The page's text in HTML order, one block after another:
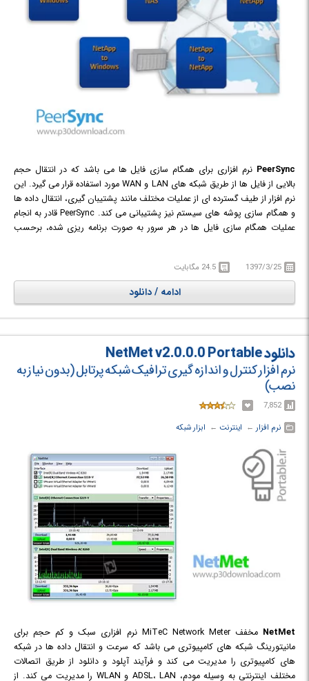
PeerSync نرم افزاری برای همگام سازی فایل ها می باشد که در انتقال حجم
بالایی از فایل ها از طریق شبکه های LAN و WAN مورد استفاده قرار می گیرد. این
نرم افزار از طیف گسترده ای از عملیات مختلف مانند پشتیبان گیری، انتقال داده ها
و همگام سازی پوشه های سیستم نیز پشتیبانی می کند. PeerSync قادر به انجام
عملیات همگام سازی فایل ها در هر سرور به صورت برنامه ریزی شده، برحسب
می کند. ادغام و پشتیبانی از اغلب پلت فرم های ذخیره سازی، این نرم افزار را
تبدیل به راه حلی ایده آل برای سازمان هایی نموده است که در آن ها سیستم
های ذخیره سازی مختلف نیاز به تطبیق، همکاری و اشتراک گذاری اطلاعات با
یکدیگر دارند.
1397/3/25 24.5 مگابایت
ادامه / دانلود
دانلود NetMet v2.0.0.0 Portable
نرم افزار کنترل و اندازه گیری ترافیک شبکه پرتابل (بدون نیاز به
نصب)
7,852
نرم افزار ← ‏ اینترنت ← ‏ ابزار شبکه
NetMet
مخفف MiTeC Network Meter نرم افزاری سبک و کم حجم برای
مانیتورینگ شبکه های کامپیوتری می باشد که سرعت و انتقال داده ها در شبکه
های کامپیوتری را مدیریت می کند و فرآیند آپلود و دانلود از طریق اتصالات
مختلف اینترنتی به وسیله مودم، ADSL، LAN و WLAN را مدیریت می کند. از